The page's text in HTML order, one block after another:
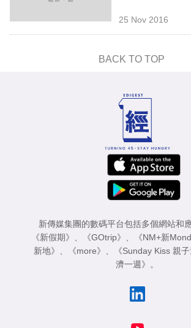
25 Nov 2016
BACK TO TOP
新傳媒集團的數碼平台包括多個網站和
《新假期》 、 《GOtrip》 、 《NM+新
新地》 、 《more》 、 《Sunday Kiss 親子
濟一週》 。